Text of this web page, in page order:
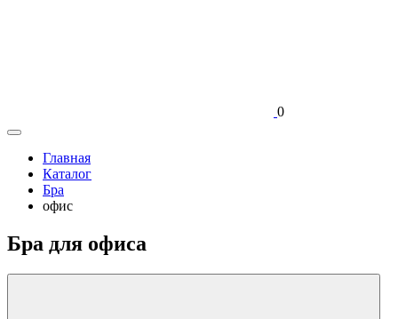
0
Главная
Каталог
Бра
офис
Бра для офиса